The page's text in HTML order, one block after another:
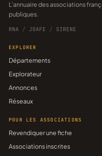
L'annuaire des associations françaises, construit sur les données
publiques.
RNA / JOAFE / SIRENE
EXPLORER
Départements
Explorateur
Annonces
Réseaux
POUR LES ASSOCIATIONS
Revendiquer une fiche
Associations inscrites